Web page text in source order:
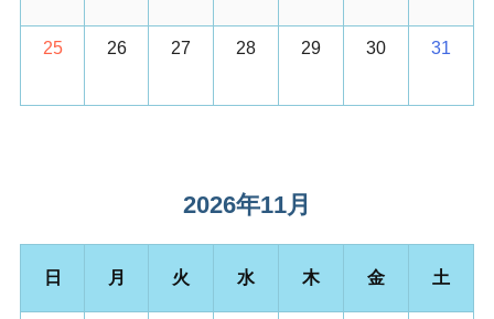
25 26 27 28 29 30 31
2026年11月
日 月 火 水 木 金 土